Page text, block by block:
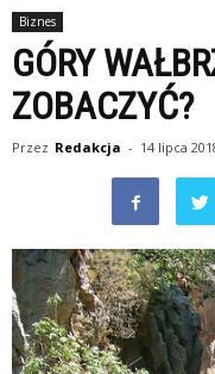
Biznes
GÓRY
ZOBACZYĆ?
Przez Redakcja - 14 lipca